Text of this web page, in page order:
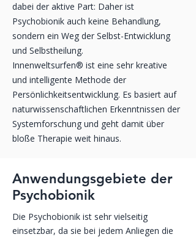
dabei der aktive Part: Daher ist
Psychobionik auch keine Behandlung,
sondern ein Weg der Selbst-Entwicklung
und Selbstheilung.
Innenweltsurfen® ist eine sehr kreative
und intelligente Methode der
Persönlichkeitsentwicklung. Es basiert auf
naturwissenschaftlichen Erkenntnissen der
Systemforschung und geht damit über
bloße Therapie weit hinaus.
Anwendungsgebiete der
Psychobionik
Die Psychobionik ist sehr vielseitig
einsetzbar, da sie bei jedem Anliegen die